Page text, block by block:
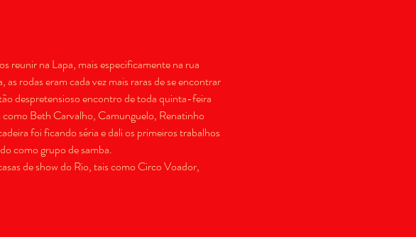
reunir na Lapa, mais especificamente na rua
rodas eram cada vez mais raras de se encontrar
despretensioso encontro de toda quinta-feira
como Beth Carvalho, Camunguelo, Renatinho
foi ficando séria e dali os primeiros trabalhos
como grupo de samba.
de show do Rio, tais como Circo Voador,